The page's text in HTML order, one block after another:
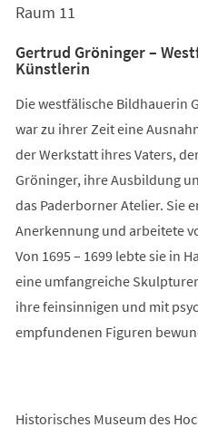
Raum 11
Gertrud Gröninger –
Künstlerin
Die westfälische Bildhauerin
war zu ihrer Zeit eine
der Werkstatt ihres Vaters,
Gröninger, ihre Ausbildung
das Paderborner Atelier. Sie
Anerkennung und arbeitete
Von 1695 – 1699 lebte sie in
eine umfangreiche
ihre feinsinnigen und mit
empfundenen Figuren
Historisches Museum des